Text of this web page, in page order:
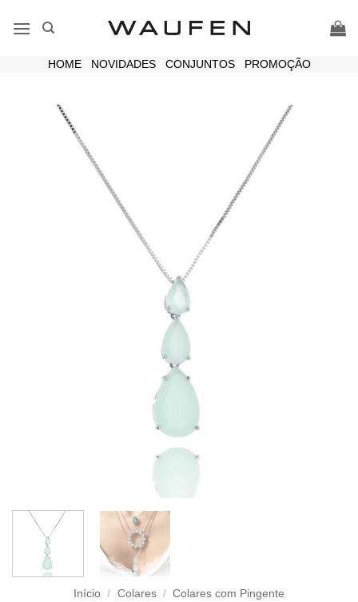
HOME| NOVIDADES| CONJUNTOS| PROMOÇÃO
Início / Colares / Colares com Pingente